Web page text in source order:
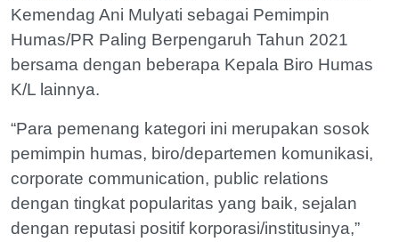
Kemendag Ani Mulyati sebagai Pemimpin
Humas/PR Paling Berpengaruh Tahun 2021
bersama dengan beberapa Kepala Biro Humas
K/L lainnya.
“Para pemenang kategori ini merupakan sosok
pemimpin humas, biro/departemen komunikasi,
corporate communication, public relations
dengan tingkat popularitas yang baik, sejalan
dengan reputasi positif korporasi/institusinya,”